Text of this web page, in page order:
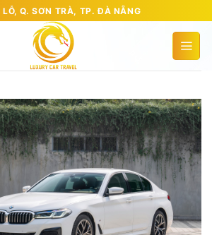
LỖ, Q. SƠN TRÀ, TP. ĐÀ NẴNG